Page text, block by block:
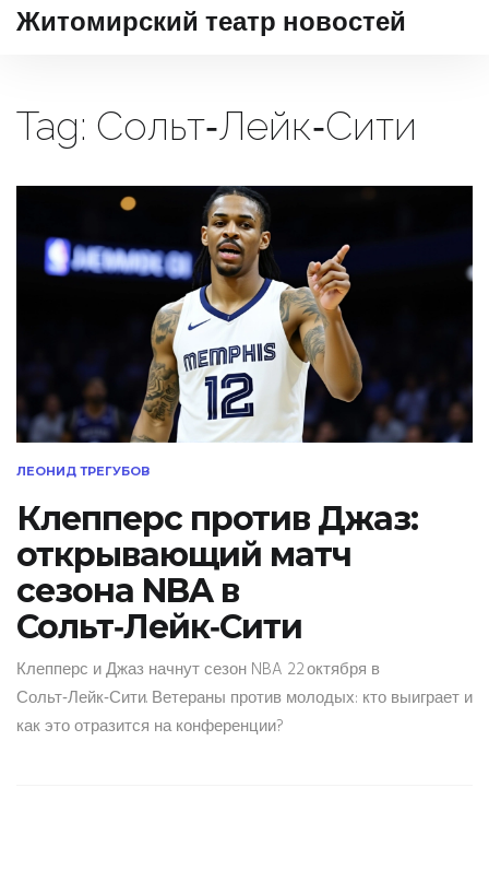
Житомирский театр новостей
Tag: Сольт‑Лейк‑Сити
ЛЕОНИД ТРЕГУБОВ
Клепперс против Джаз:
открывающий матч
сезона NBA в
Сольт‑Лейк‑Сити
Клепперс и Джаз начнут сезон NBA 22 октября в
Сольт‑Лейк‑Сити. Ветераны против молодых: кто выиграет и
как это отразится на конференции?